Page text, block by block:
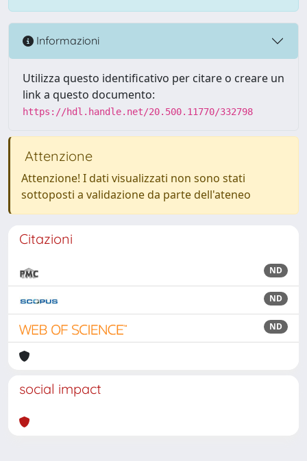
Informazioni
Utilizza questo identificativo per citare o creare un
link a questo documento:
https://hdl.handle.net/20.500.11770/332798
Attenzione
Attenzione! I dati visualizzati non sono stati
sottoposti a validazione da parte dell'ateneo
Citazioni
ND
ND
ND
social impact